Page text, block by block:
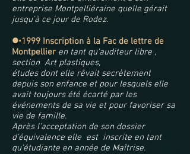
entreprise Montpelliéraine quelle gérait
jusqu'à ce jour de Rodez.
l1999 Inscription à la Fac de lettre de
Montpellier en tant qu'auditeur libre ,
section Art plastiques,
études dont elle rêvait secrètement
depuis son enfance et pour lesquels elle
avait toujours été écarté par les
événements de sa vie et pour favoriser sa
vie de famille.
Après l'acceptation de son dossier
d'équivalence elle est inscrite en tant
qu'étudiante en année de Maîtrise.